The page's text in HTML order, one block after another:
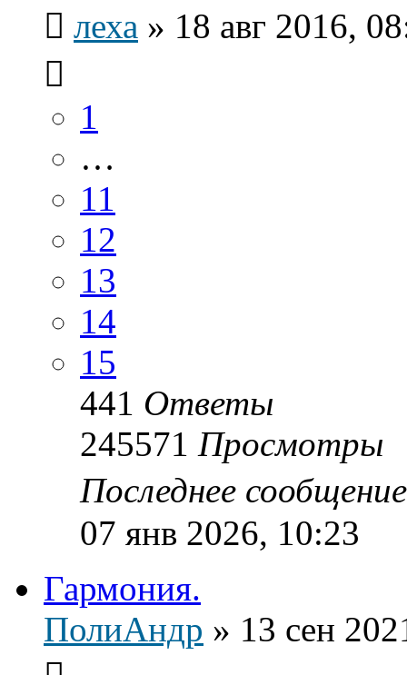
леха » 18 авг 2016,
1
…
11
12
13
14
15
441 Ответы
245571 Просмотры
Последнее
07 янв 2026, 10:23
Гармония.
ПолиАндр » 13 сен